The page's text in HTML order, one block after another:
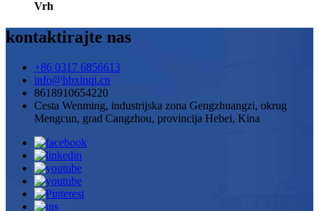
Vrh
kontaktirajte nas
+86 0317 6856613
info@hbxinqi.cn
8618910654220
Cesta Wenming, industrijska zona Gengzhuangzi, okrug
Mengcun, grad Cangzhou, provincija Hebei, Kina